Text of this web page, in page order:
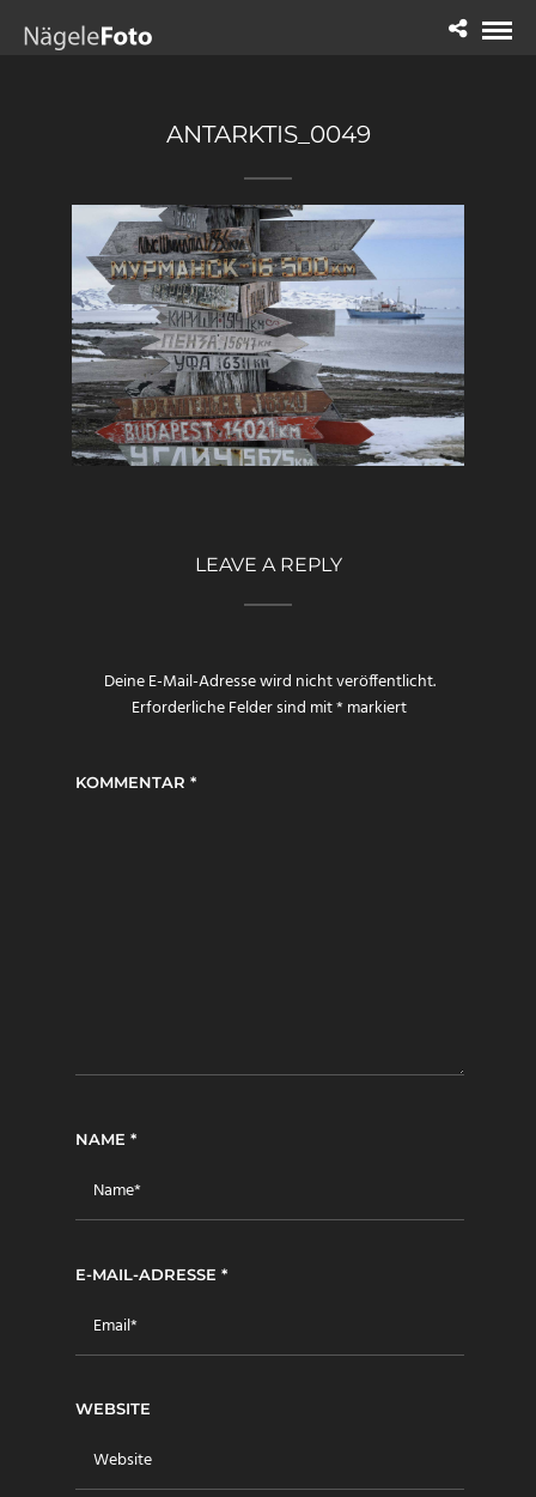
ANTARKTIS_0049
LEAVE A REPLY
Deine E-Mail-Adresse wird nicht veröffentlicht.
Erforderliche Felder sind mit*markiert
KOMMENTAR *
NAME *
E-MAIL-ADRESSE *
WEBSITE